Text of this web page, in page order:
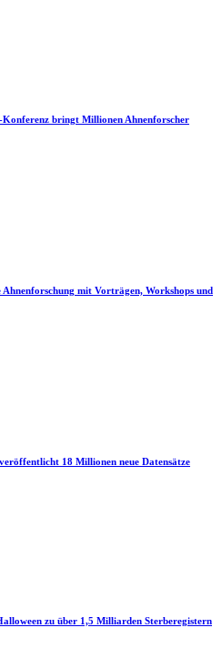
Konferenz bringt Millionen Ahnenforscher
mit Vorträgen, Workshops und
18 Millionen neue Datensätze
zu über 1,5 Milliarden Sterberegistern